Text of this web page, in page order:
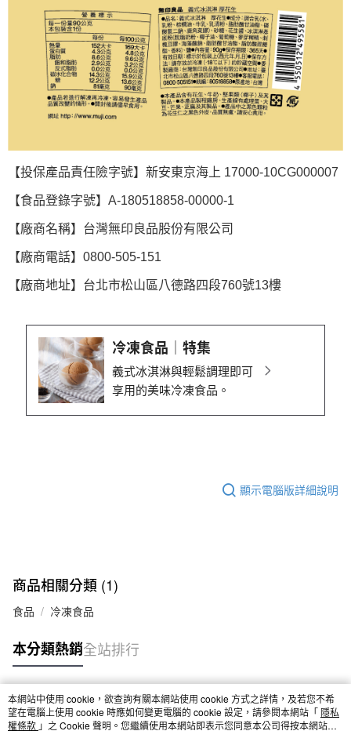
【投保產品責任險字號】新安東京海上 17000-10CG000007
【食品登錄字號】A-180518858-00000-1
【廠商名稱】台灣無印良品股份有限公司
【廠商電話】0800-505-151
【廠商地址】台北市松山區八德路四段760號13樓
冷凍食品│特集
義式冰淇淋與輕鬆調理即可
享用的美味冷凍食品。
顯示電腦版詳細說明
商品相關分類 (1)
食品 冷凍食品
本分類熱銷全站排行
熱門標籤
本網站中使用 cookie，欲查詢有關本網站使用 cookie 方式之詳情，及若您不希
望在電腦上使用 cookie 時應如何變更電腦的 cookie 設定，請參閱本網站「 隱私
權條款 」之 Cookie 聲明。您繼續使用本網站即表示您同意本公司得按本網站使